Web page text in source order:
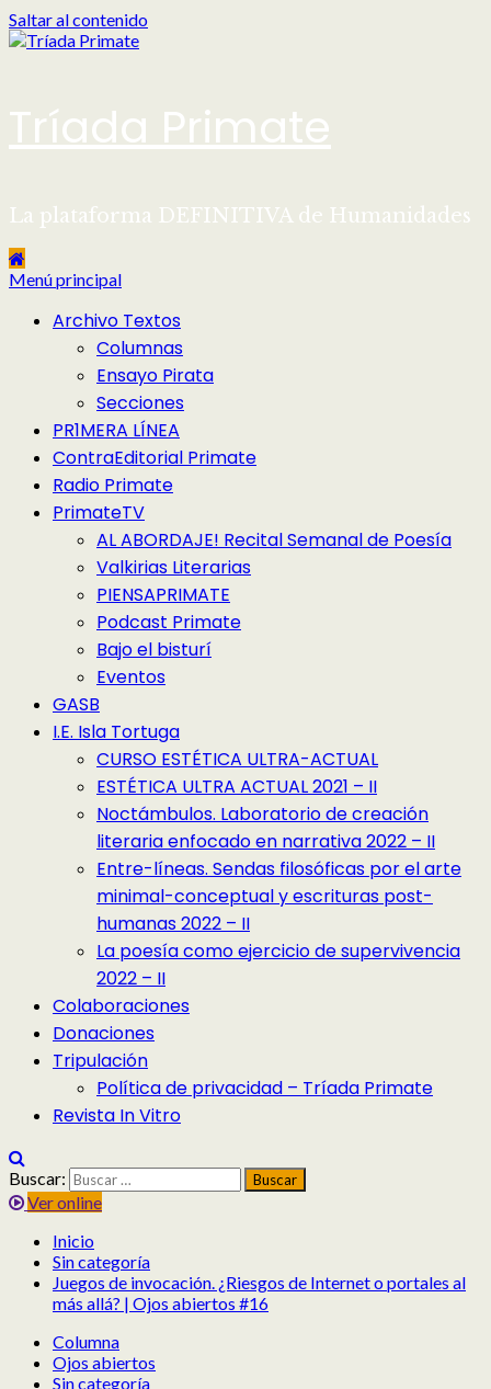
Saltar al contenido
Tríada Primate
La plataforma DEFINITIVA de Humanidades
Menú principal
Archivo Textos
Columnas
Ensayo Pirata
Secciones
PR1MERA LÍNEA
ContraEditorial Primate
Radio Primate
PrimateTV
AL ABORDAJE! Recital Semanal de Poesía
Valkirias Literarias
PIENSAPRIMATE
Podcast Primate
Bajo el bisturí
Eventos
GASB
I.E. Isla Tortuga
CURSO ESTÉTICA ULTRA-ACTUAL
ESTÉTICA ULTRA ACTUAL 2021 – II
Noctámbulos. Laboratorio de creación
literaria enfocado en narrativa 2022 – II
Entre-líneas. Sendas filosóficas por el arte
minimal-conceptual y escrituras post-
humanas 2022 – II
La poesía como ejercicio de supervivencia
2022 – II
Colaboraciones
Donaciones
Tripulación
Política de privacidad – Tríada Primate
Revista In Vitro
Buscar:
Ver online
Inicio
Sin categoría
Juegos de invocación. ¿Riesgos de Internet o portales al
más allá? | Ojos abiertos #16
Columna
Ojos abiertos
Sin categoría